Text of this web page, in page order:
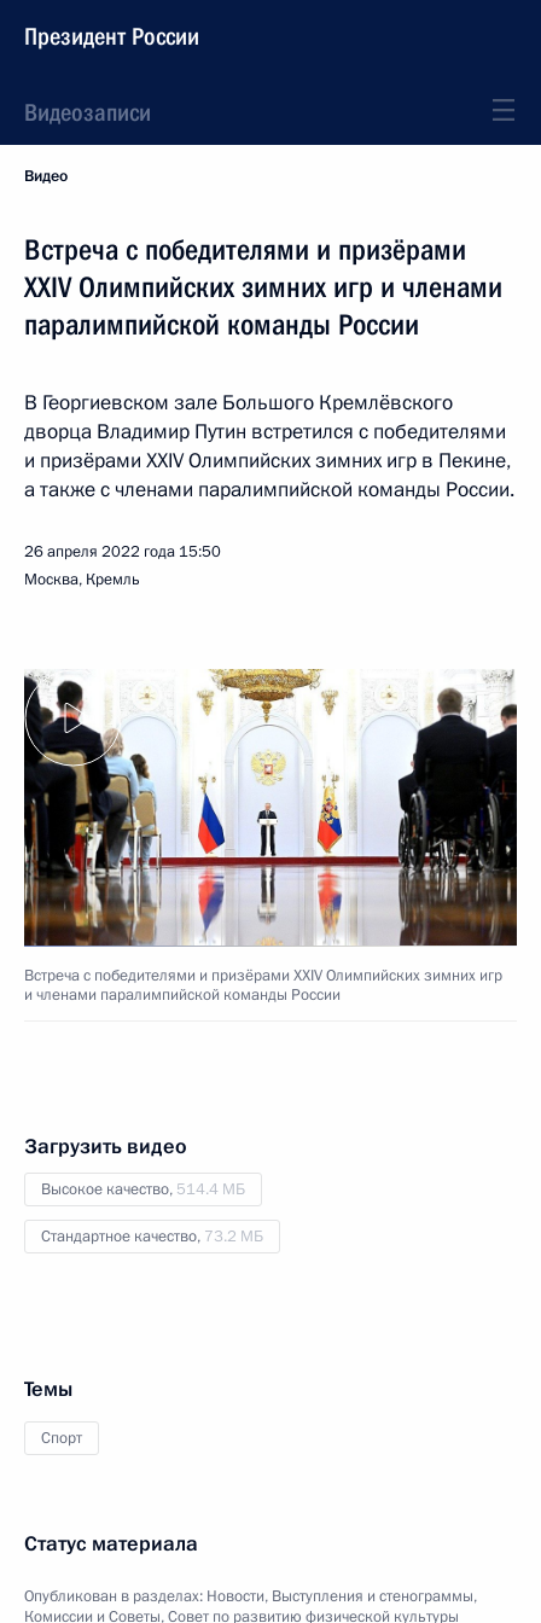
Президент России
Видеозаписи
Видео
Встреча с победителями и призёрами
XXIV Олимпийских зимних игр и членами
паралимпийской команды России
В Георгиевском зале Большого Кремлёвского
дворца Владимир Путин встретился с победителями
и призёрами XXIV Олимпийских зимних игр в Пекине,
а также с членами паралимпийской команды России.
26 апреля 2022 года 15:50
Москва, Кремль
Встреча с победителями и призёрами XXIV Олимпийских зимних игр
и членами паралимпийской команды России
Загрузить видео
Высокое качество, 514.4 МБ
Стандартное качество, 73.2 МБ
Темы
Спорт
Статус материала
Опубликован в разделах: Новости, Выступления и стенограммы,
Комиссии и Советы,Совет по развитию физической культуры